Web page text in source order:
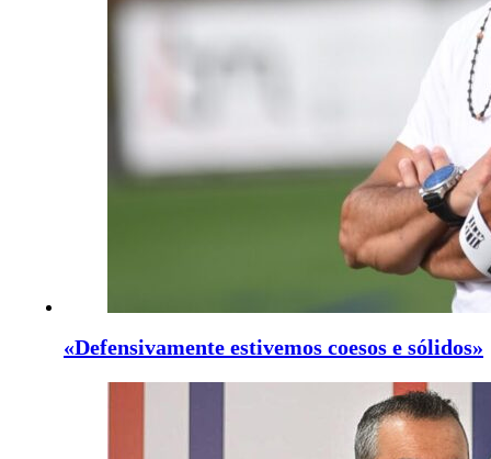
«Defensivamente estivemos coesos e sólidos»